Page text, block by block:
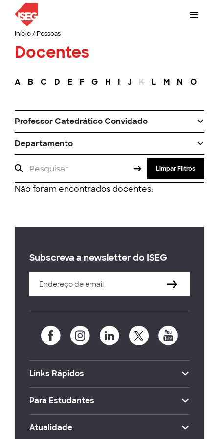
Início/ Pessoas
Docentes
A B C D E F G H I J K L M N O
Professor Catedrático Convidado
Departamento
Limpar Filtros
Não foram encontrados docentes.
Subscreva a newsletter do ISEG
Links Rápidos
Para Estudantes
Atualidade